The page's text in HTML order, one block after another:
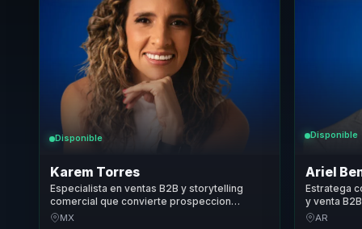
Disponible
Karem Torres
Especialista en ventas B2B y storytelling
comercial que convierte prospeccion
estrategica en cierres y crecimiento para
MX
Disponible
Ariel
Estratega
y venta
confianza
AR